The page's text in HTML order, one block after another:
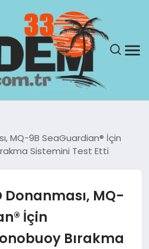
MQ-9B SeaGuardian® İçin
Sistemini Test Etti
Donanması, MQ-
İçin
Bırakma